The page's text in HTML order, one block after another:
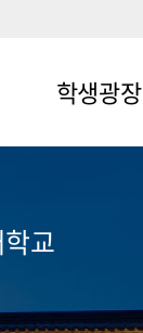
학생광장
메뉴3-2
교